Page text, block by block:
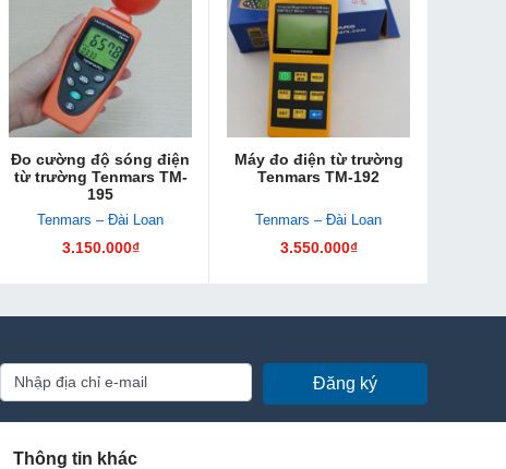
Đo cường độ sóng điện
từ trường Tenmars TM-
195
Tenmars – Đài Loan
3.150.000₫
Máy đo điện từ trường
Tenmars TM-192
Tenmars – Đài Loan
3.550.000₫
Đăng ký
Thông tin khác